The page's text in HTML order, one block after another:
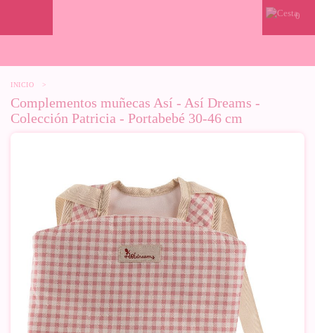
0
INICIO >
Complementos muñecas Así - Así Dreams -
Colección Patricia - Portabebé 30-46 cm